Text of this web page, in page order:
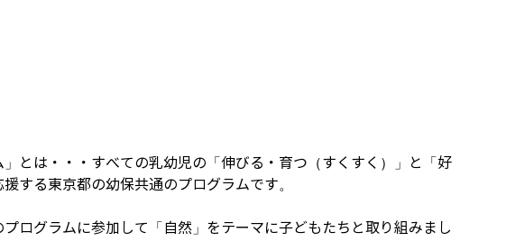
」とは・・・すべての乳幼児の「伸びる・育つ（すくすく）」と「好
する東京都の幼保共通のプログラムです。
ログラムに参加して「自然」をテーマに子どもたちと取り組みまし